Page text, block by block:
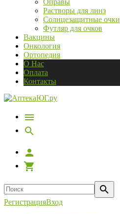
Оправы
Растворы для линз
Солнцезащитные очки
Футляр для очков
Вакцины
Онкология
Ортопедия
О Нас
Оплата
Контакты
РегистрацияВход